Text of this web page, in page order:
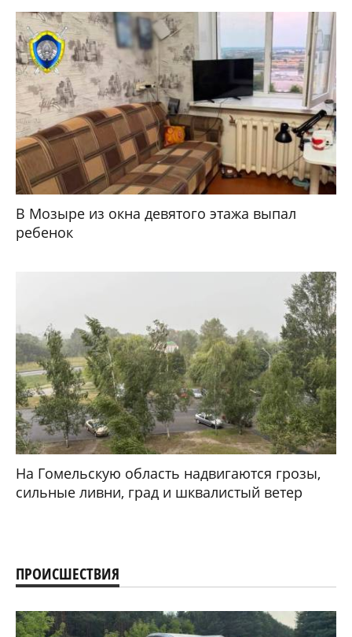
В Мозыре из окна девятого этажа выпал
ребенок
На Гомельскую область надвигаются грозы,
сильные ливни, град и шквалистый ветер
ПРОИСШЕСТВИЯ